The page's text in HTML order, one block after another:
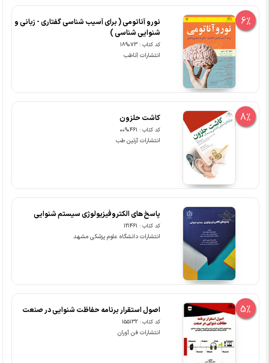
6%
نورو آناتومی ( برای آسیب شناسی گفتاری - زبانی و
شنوایی شناسی )
کد کتاب : 189073
انتشارات آناطب
8% کاشت حلزون
کد کتاب : 0090461
انتشارات آرتین طب
پاسخ های الکتروفیزیولوژی سیستم شنوایی
کد کتاب : 121461
انتشارات دانشگاه علوم پزشکی مشهد
5% اصول استقرار برنامه حفاظت شنوایی در صنعت
کد کتاب : 155132
انتشارات فن آوران